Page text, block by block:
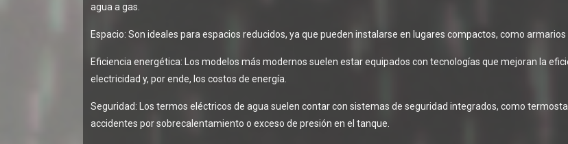
agua a gas.
Espacio: Son ideales para espacios reducidos, ya que pueden instalarse en lugares compactos, como
Eficiencia energética: Los modelos más modernos suelen estar equipados con tecnologías que mejoran la
electricidad y, por ende, los costos de energía.
Seguridad: Los termos eléctricos de agua suelen contar con sistemas de seguridad integrados, como
accidentes por sobrecalentamiento o exceso de presión en el tanque.